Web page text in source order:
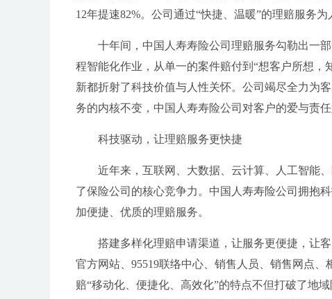
12年提速82%。公司通过“快捷、温暖”的理赔服务
十年间，中国人寿寿险公司理赔服务勾勒出一
程智能化作业，从单一的案件赔付到“想客户所想，
新都折射了科技价值与人性关怀。公司竭尽全力为
务的内核不变，中国人寿寿险公司对客户的爱与责
科技驱动，让理赔服务更快捷
近年来，互联网、大数据、云计算、人工智能
了保险公司的核心竞争力。中国人寿寿险公司拥抱
加便捷、优质的理赔服务。
搭建多样化理赔申请渠道，让服务更便捷，让
官方网站、95519联络中心、销售人员、销售网点
赔“移动化、便捷化、高效化”的特点不但打破了地